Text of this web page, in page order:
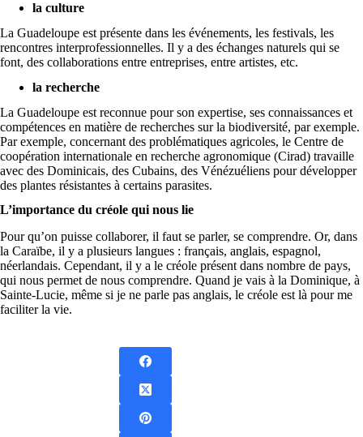
la culture
La Guadeloupe est présente dans les événements, les festivals, les
rencontres interprofessionnelles. Il y a des échanges naturels qui se
font, des collaborations entre entreprises, entre artistes, etc.
la recherche
La Guadeloupe est reconnue pour son expertise, ses connaissances et
compétences en matière de recherches sur la biodiversité, par exemple.
Par exemple, concernant des problématiques agricoles, le Centre de
coopération internationale en recherche agronomique (Cirad) travaille
avec des Dominicais, des Cubains, des Vénézuéliens pour développer
des plantes résistantes à certains parasites.
L’importance du créole qui nous lie
Pour qu’on puisse collaborer, il faut se parler, se comprendre. Or, dans
la Caraïbe, il y a plusieurs langues : français, anglais, espagnol,
néerlandais. Cependant, il y a le créole présent dans nombre de pays,
qui nous permet de nous comprendre. Quand je vais à la Dominique, à
Sainte-Lucie, même si je ne parle pas anglais, le créole est là pour me
faciliter la vie.